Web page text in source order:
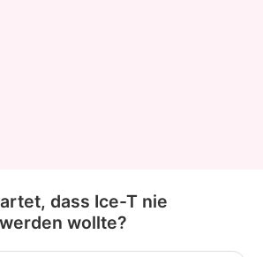
dass Ice-T nie
wollte?